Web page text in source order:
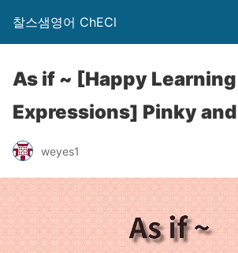
찰스샘영어 ChECl
As if ~ [Happy Learning
Expressions] Pinky and
weyes1